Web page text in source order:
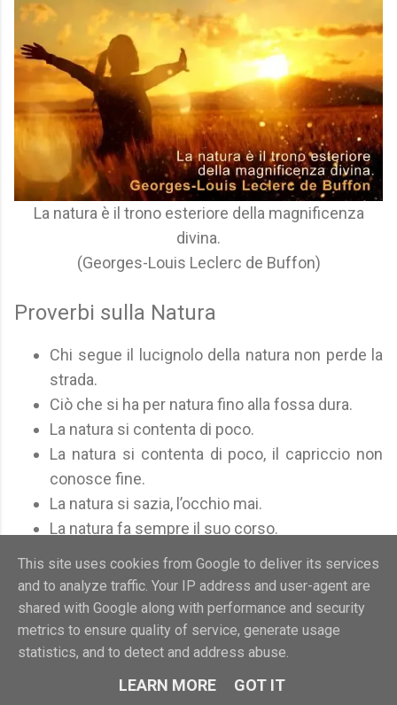
La natura è il trono esteriore della magnificenza
divina.
(Georges-Louis Leclerc de Buffon)
Proverbi sulla Natura
Chi segue il lucignolo della natura non perde la
strada.
Ciò che si ha per natura fino alla fossa dura.
La natura si contenta di poco.
La natura si contenta di poco, il capriccio non
conosce fine.
La natura si sazia, l’occhio mai.
La natura fa sempre il suo corso.
La natura tira più di cento cavalli.
La natura può più dell’arte.
La natura è la madre di tutto.
La natura non da` tutto a tutti.
Mala natura fino alla fossa dura.
Ognuno deve pagare il suo debito alla natura.
This site uses cookies from Google to deliver its services
and to analyze traffic. Your IP address and user-agent are
shared with Google along with performance and security
metrics to ensure quality of service, generate usage
statistics, and to detect and address abuse.
LEARN MORE GOT IT